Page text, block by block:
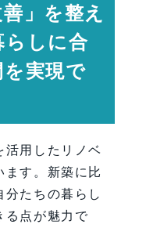
の主な要素
方
を再構築する
せ】
」を整え
らしに合
を実現で
活用したリノベ
ます。新築に比
たちの暮らし
る点が魅力で